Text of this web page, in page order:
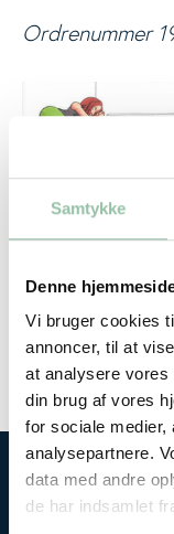
Samtykke
Denne
Vi bruger cookies
annoncer, til at
at analysere vores
din brug af vores
for sociale medier,
analysepartnere.
data med andre
de har indsamlet
Analyser
Ordrenummer
Se også